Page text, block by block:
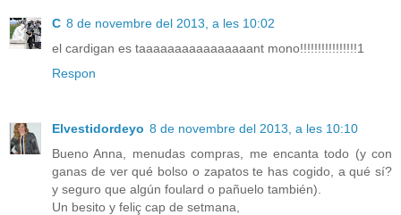
C 8 de novembre del 2013, a les 10:02
el cardigan es taaaaaaaaaaaaaaaant mono!!!!!!!!!!!!!!!!1
Respon
Elvestidordeyo 8 de novembre del 2013, a les 10:10
Bueno Anna, menudas compras, me encanta todo (y con
ganas de ver qué bolso o zapatos te has cogido, a qué sí?
y seguro que algún foulard o pañuelo también).
Un besito y feliç cap de setmana,